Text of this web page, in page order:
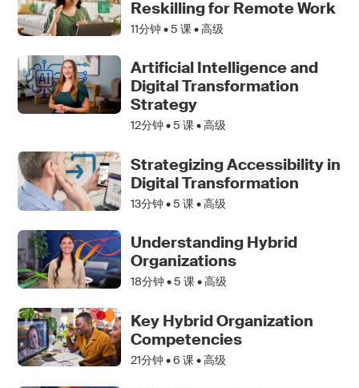
Reskilling for Remote Work
11分钟 •5 课 • 高级
Artificial Intelligence and
Digital Transformation
Strategy
12分钟 •5 课 • 高级
Strategizing Accessibility in
Digital Transformation
13分钟 •5 课 • 高级
Understanding Hybrid
Organizations
18分钟 •5 课 • 高级
Key Hybrid Organization
Competencies
21分钟 •6 课 • 高级